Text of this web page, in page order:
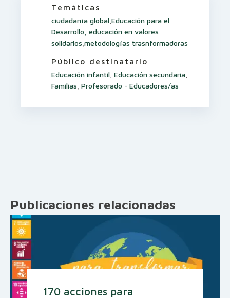
Temáticas
ciudadanía global Educación para el
Desarrollo, educación en valores
solidarios metodologías trasnformadoras
Público destinatario
Educación infantil Educación secundaria
Familias Profesorado - Educadores/as
Publicaciones relacionadas
170 acciones para